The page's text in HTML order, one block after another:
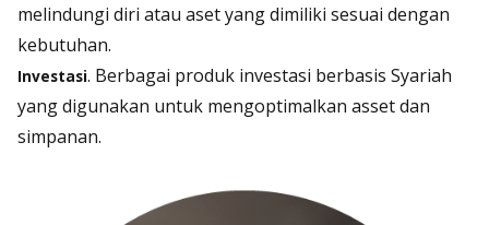
melindungi diri atau aset yang dimiliki sesuai dengan
kebutuhan.
Investasi. Berbagai produk investasi berbasis Syariah
yang digunakan untuk mengoptimalkan asset dan
simpanan.